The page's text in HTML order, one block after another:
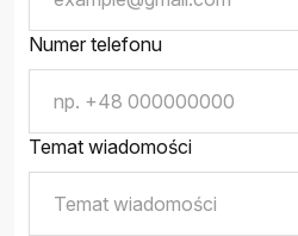
Numer telefonu
Temat wiadomości